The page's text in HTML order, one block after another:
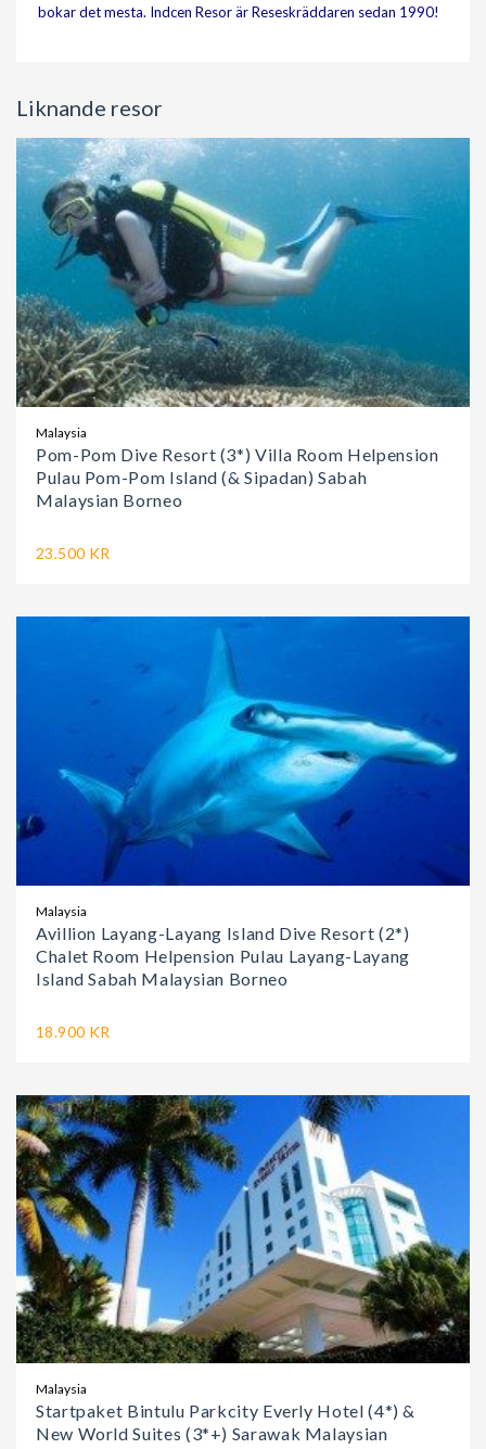
bokar det mesta. Indcen Resor är Reseskräddaren sedan 1990!
Liknande resor
Malaysia
Pom-Pom Dive Resort (3*) Villa Room Helpension
Pulau Pom-Pom Island (& Sipadan) Sabah
Malaysian Borneo
23.500 KR
Malaysia
Avillion Layang-Layang Island Dive Resort (2*)
Chalet Room Helpension Pulau Layang-Layang
Island Sabah Malaysian Borneo
18.900 KR
Malaysia
Startpaket Bintulu Parkcity Everly Hotel (4*) &
New World Suites (3*+) Sarawak Malaysian